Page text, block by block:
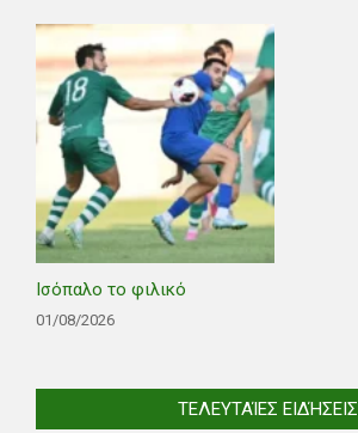
Ισόπαλο το φιλικό
01/08/2026
ΤΕΛΕΥΤΑΊΕΣ ΕΙΔΉΣΕΙΣ